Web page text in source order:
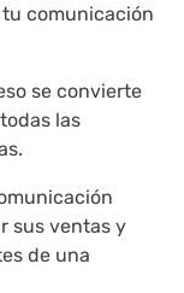
comunicación
se convierte
las
sus ventas y
de una